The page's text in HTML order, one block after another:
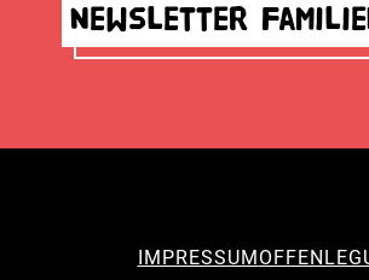
Newsletter
IMPRESSUM